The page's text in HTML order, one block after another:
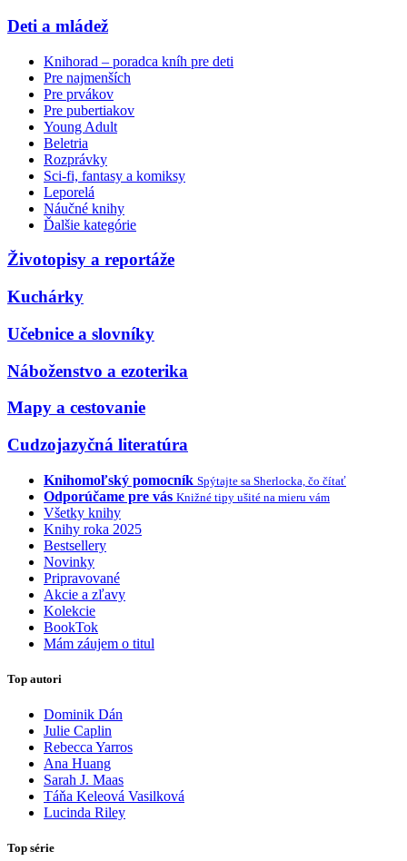
Deti a mládež
Knihorad – poradca kníh pre deti
Pre najmenších
Pre prvákov
Pre pubertiakov
Young Adult
Beletria
Rozprávky
Sci-fi, fantasy a komiksy
Leporelá
Náučné knihy
Ďalšie kategórie
Životopisy a reportáže
Kuchárky
Učebnice a slovníky
Náboženstvo a ezoterika
Mapy a cestovanie
Cudzojazyčná literatúra
Knihomoľský pomocník Spýtajte sa Sherlocka, čo čítať
Odporúčame pre vás Knižné tipy ušité na mieru vám
Všetky knihy
Knihy roka 2025
Bestsellery
Novinky
Pripravované
Akcie a zľavy
Kolekcie
BookTok
Mám záujem o titul
Top autori
Dominik Dán
Julie Caplin
Rebecca Yarros
Ana Huang
Sarah J. Maas
Táňa Keleová Vasilková
Lucinda Riley
Top série